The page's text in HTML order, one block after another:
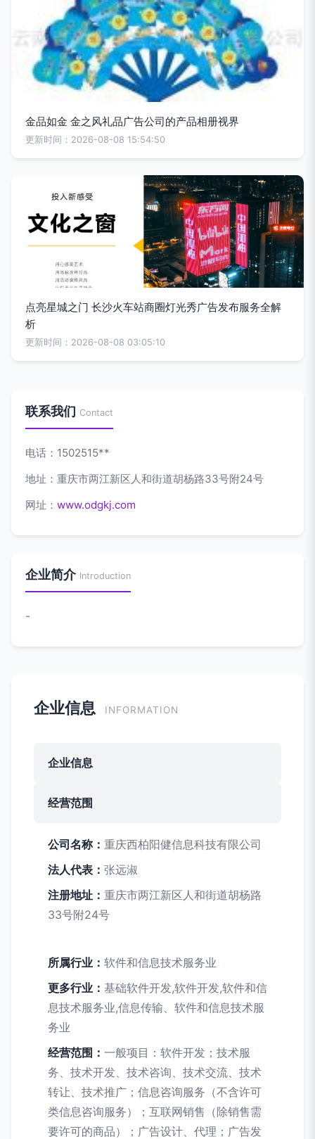
金品如金 金之风礼品广告公司的产品相册视界
更新时间：2026-08-08 15:54:50
点亮星城之门 长沙火车站商圈灯光秀广告发布服务全解
析
更新时间：2026-08-08 03:05:10
联系我们 Contact
电话：1502515**
地址：重庆市两江新区人和街道胡杨路33号附24号
网址： www.odgkj.com
企业简介 Introduction
-
企业信息 INFORMATION
企业信息
经营范围
公司名称： 重庆西柏阳健信息科技有限公司
法人代表： 张远淑
注册地址： 重庆市两江新区人和街道胡杨路
33号附24号
所属行业： 软件和信息技术服务业
更多行业： 基础软件开发,软件开发,软件和信
息技术服务业,信息传输、软件和信息技术服
务业
经营范围： 一般项目：软件开发；技术服
务、技术开发、技术咨询、技术交流、技术
转让、技术推广；信息咨询服务（不含许可
类信息咨询服务）；互联网销售（除销售需
要许可的商品）；广告设计、代理；广告发